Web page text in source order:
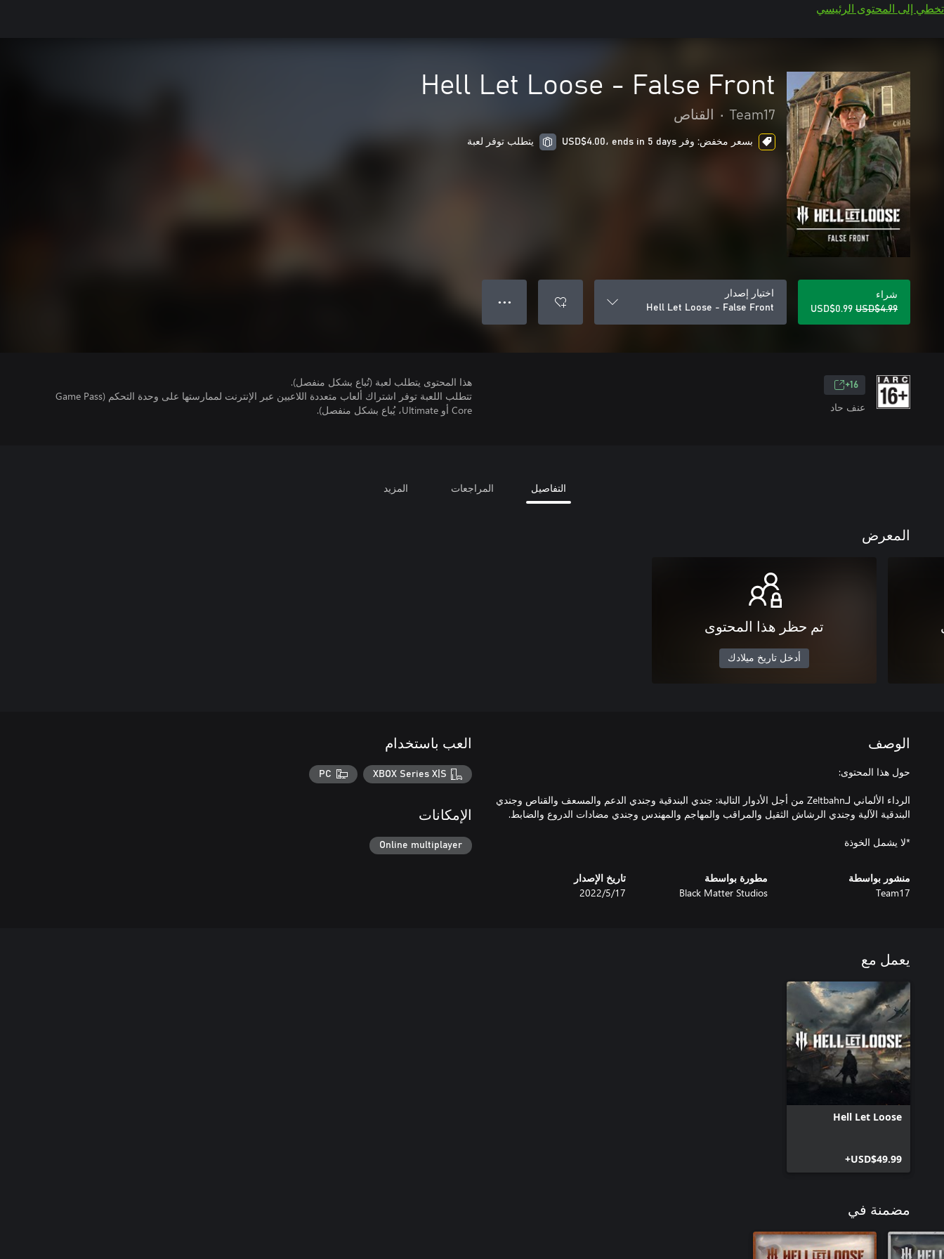
تخطي إلى المحتوى الرئيسي
Hell Let Loose - False Front
Team17
• القناص
بسعر مخفض: وفر USD$4.00، ends in 5 days يتطلب توفر لعبة
شراء
USD$4.99
USD$0.99
اختيار إصدار
Hell Let Loose - False Front
● ● ●
16+
عنف حاد
هذا المحتوى يتطلب لعبة (تُباع بشكل منفصل).
تتطلب اللعبة توفر اشتراك ألعاب متعددة اللاعبين عبر الإنترنت لممارستها على وحدة التحكم (Game Pass
Core أو Ultimate، يُباع بشكل منفصل).
التفاصيل المراجعات المزيد
المعرض
تم حظر هذا المحتوى
أدخل تاريخ ميلادك
الوصف
الرداء الألماني لـZeltbahn من أجل الأدوار التالية: جندي البندقية وجندي الدعم والمسعف والقناص وجندي
*لا يشمل الخوذة
منشور بواسطة
Team17
مطورة بواسطة
Black Matter Studios
تاريخ الإصدار
17‏/5‏/2022
العب باستخدام
XBOX Series X|S
PC
الإمكانات
Online multiplayer
يعمل مع
Hell Let Loose
USD$49.99+
مضمنة في